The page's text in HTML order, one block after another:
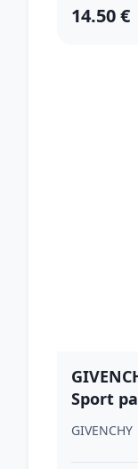
14.50 €
Sport
mužov
GIVENCHY